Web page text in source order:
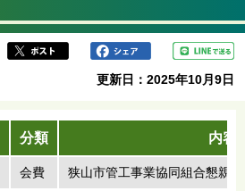
更新日：2025年10月9日
分類 内容
会費 狭山市管工事業協同組合懇親